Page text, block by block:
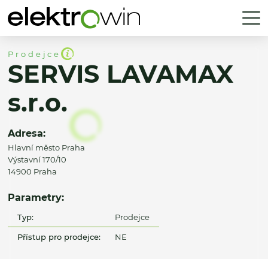
Prodejce
SERVIS LAVAMAX
s.r.o.
Adresa:
Hlavní město Praha
Výstavní 170/10
14900 Praha
Parametry:
Typ: Prodejce
Přístup pro prodejce: NE